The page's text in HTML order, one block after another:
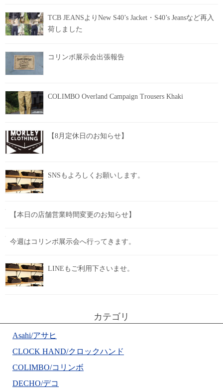
TCB JEANSよりNew S40’s Jacket・S40’s Jeansなど再入
荷しました
コリンボ展示会出張報告
COLIMBO Overland Campaign Trousers Khaki
【8月定休日のお知らせ】
SNSもよろしくお願いします。
【本日の店舗営業時間変更のお知らせ】
今週はコリンボ展示会へ行ってきます。
LINEもご利用下さいませ。
カテゴリ
Asahi/アサヒ
CLOCK HAND/クロックハンド
COLIMBO/コリンボ
DECHO/デコ